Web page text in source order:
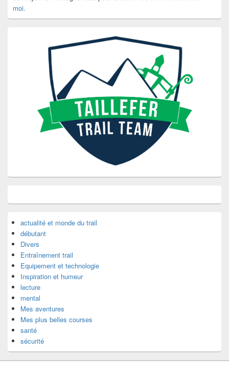
moi.
actualité et monde du trail
débutant
Divers
Entraînement trail
Equipement et technologie
Inspiration et humeur
lecture
mental
Mes aventures
Mes plus belles courses
santé
sécurité